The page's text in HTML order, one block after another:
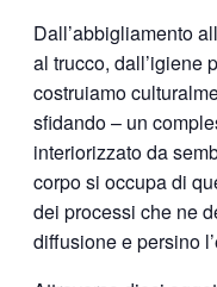
Dall’abbigliamento
al trucco, dall’igiene
costruiamo
sfidando – un
interiorizzato da
corposi occupa di
dei processi che ne
diffusione e persino